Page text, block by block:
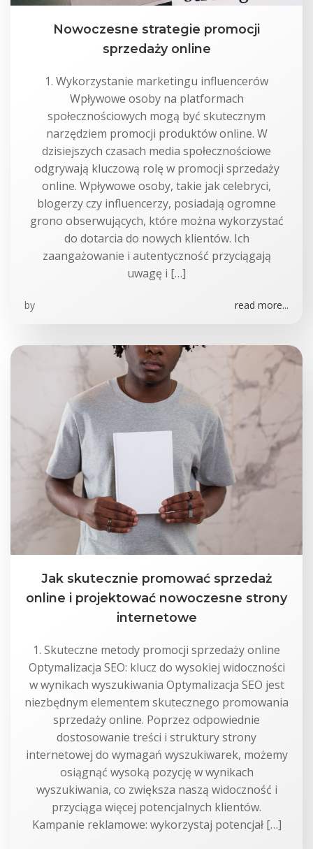
Nowoczesne strategie promocji
sprzedaży online
1. Wykorzystanie marketingu influencerów
Wpływowe osoby na platformach
społecznościowych mogą być skutecznym
narzędziem promocji produktów online. W
dzisiejszych czasach media społecznościowe
odgrywają kluczową rolę w promocji sprzedaży
online. Wpływowe osoby, takie jak celebryci,
blogerzy czy influencerzy, posiadają ogromne
grono obserwujących, które można wykorzystać
do dotarcia do nowych klientów. Ich
zaangażowanie i autentyczność przyciągają
uwagę i […]
by read more...
Jak skutecznie promować sprzedaż
online i projektować nowoczesne strony
internetowe
1. Skuteczne metody promocji sprzedaży online
Optymalizacja SEO: klucz do wysokiej widoczności
w wynikach wyszukiwania Optymalizacja SEO jest
niezbędnym elementem skutecznego promowania
sprzedaży online. Poprzez odpowiednie
dostosowanie treści i struktury strony
internetowej do wymagań wyszukiwarek, możemy
osiągnąć wysoką pozycję w wynikach
wyszukiwania, co zwiększa naszą widoczność i
przyciąga więcej potencjalnych klientów.
Kampanie reklamowe: wykorzystaj potencjał […]